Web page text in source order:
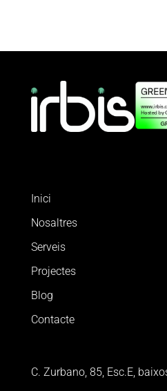
Inici
Nosaltres
Serveis
Projectes
Blog
Contacte
C. Zurbano, 85, Esc.E,